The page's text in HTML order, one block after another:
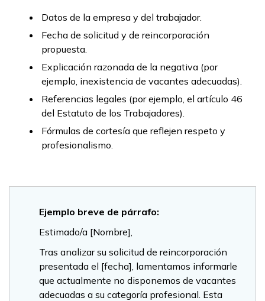
Datos de la empresa y del trabajador.
Fecha de solicitud y de reincorporación
propuesta.
Explicación razonada de la negativa (por
ejemplo, inexistencia de vacantes adecuadas).
Referencias legales (por ejemplo, el artículo 46
del Estatuto de los Trabajadores).
Fórmulas de cortesía que reflejen respeto y
profesionalismo.
Ejemplo breve de párrafo:
Estimado/a [Nombre],
Tras analizar su solicitud de reincorporación
presentada el [fecha], lamentamos informarle
que actualmente no disponemos de vacantes
adecuadas a su categoría profesional. Esta